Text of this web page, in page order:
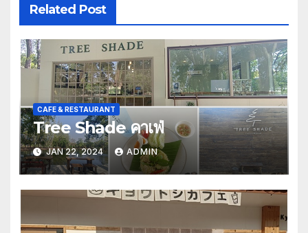
Related Post
CAFE & RESTAURANT
Tree Shade คาเฟ่
JAN 22, 2024 ADMIN